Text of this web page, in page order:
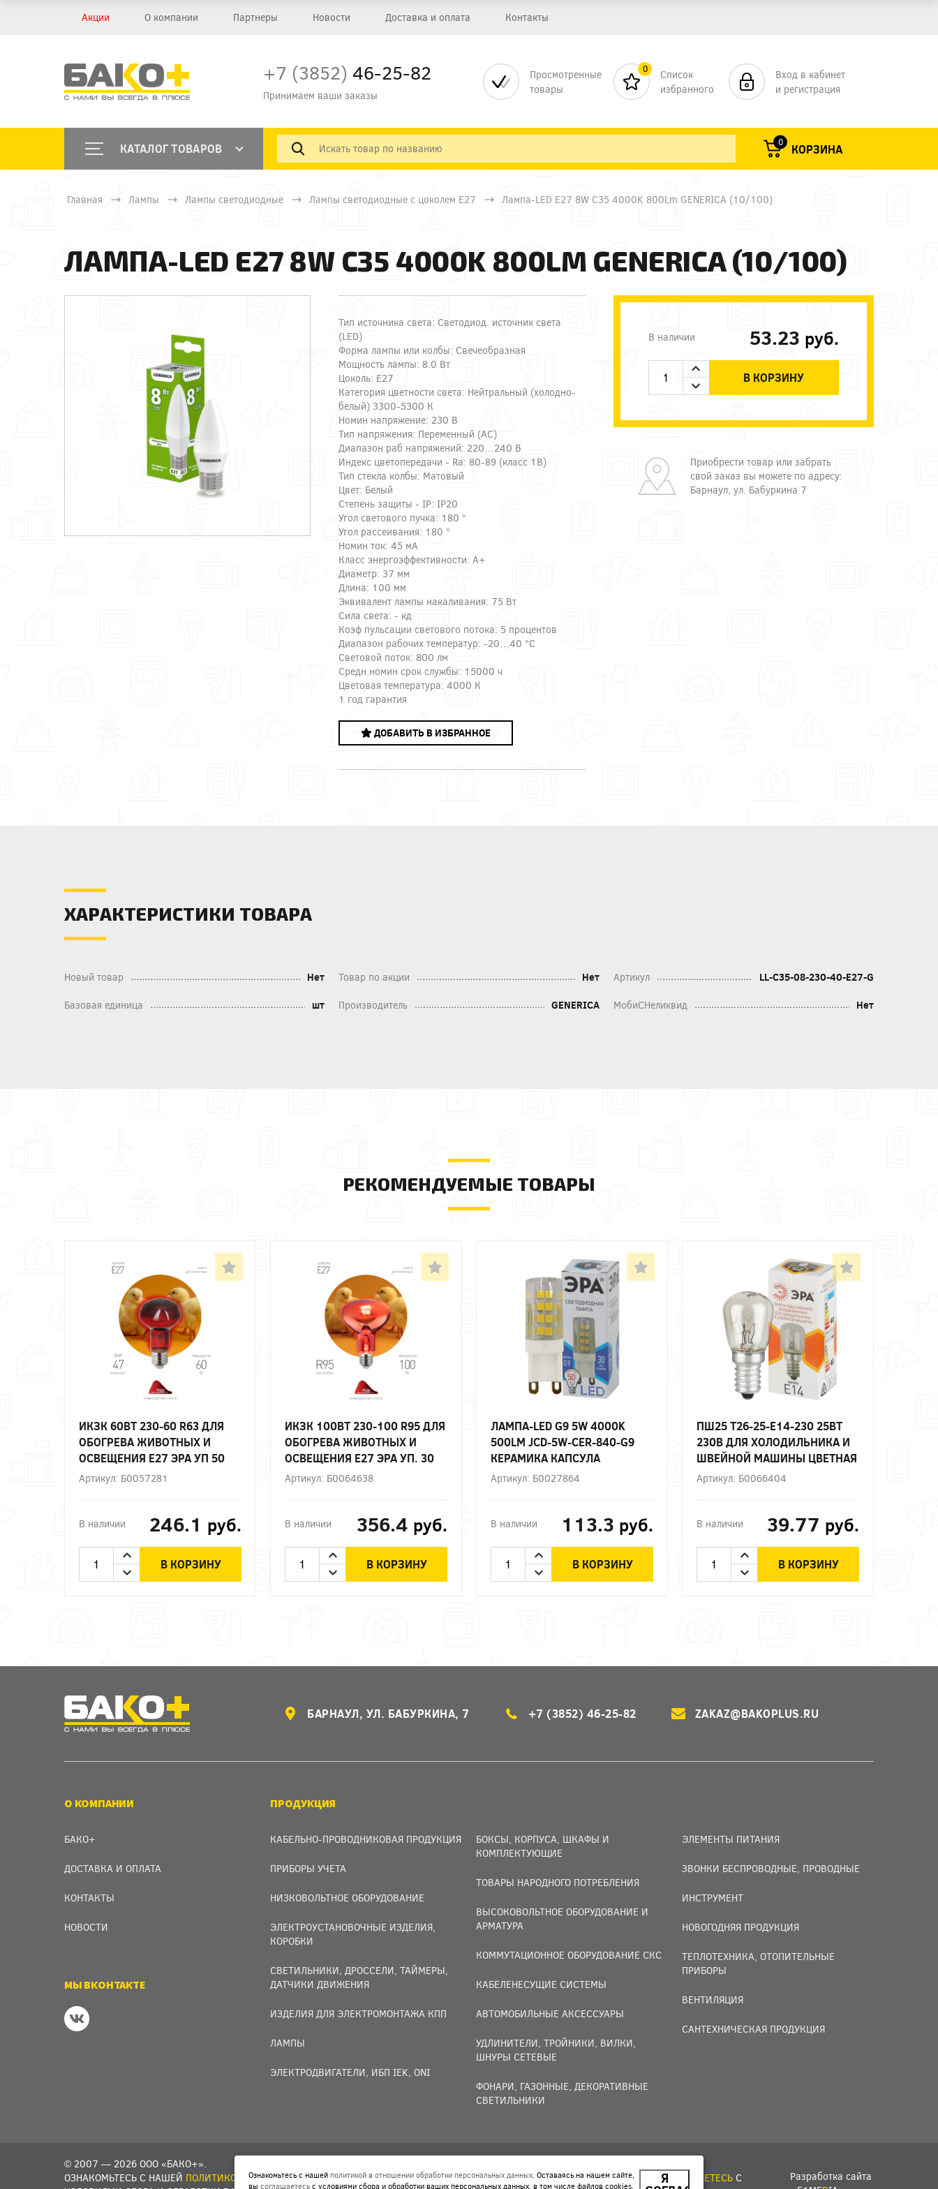
Акции О компании Партнеры Новости Доставка и оплата Контакты
+7 (3852) 46-25-82
Принимаем ваши заказы
Просмотренные
товары
0
Список
избранного
Вход в кабинет
и регистрация
КАТАЛОГ ТОВАРОВ 0 КОРЗИНА
Главная Лампы Лампы светодиодные Лампы светодиодные с цоколем Е27 Лампа-LED E27 8W C35 4000K 800Lm GENERICA (10/100)
ЛАМПА-LED E27 8W C35 4000K 800LM GENERICA (10/100)
Тип источника света: Светодиод. источник света
(LED)
Форма лампы или колбы: Свечеобразная
Мощность лампы: 8.0 Вт
Цоколь: E27
Категория цветности света: Нейтральный (холодно-
белый) 3300-5300 К
Номин напряжение: 230 В
Тип напряжения: Переменный (AC)
Диапазон раб напряжений: 220…240 В
Индекс цветопередачи - Ra: 80-89 (класс 1B)
Тип стекла колбы: Матовый
Цвет: Белый
Степень защиты - IP: IP20
Угол светового пучка: 180 °
Угол рассеивания: 180 °
Номин ток: 45 мА
Класс энергоэффективности: A+
Диаметр: 37 мм
Длина: 100 мм
Эквивалент лампы накаливания: 75 Вт
Сила света: - кд
Коэф пульсации светового потока: 5 процентов
Диапазон рабочих температур: -20…40 °C
Световой поток: 800 лм
Средн номин срок службы: 15000 ч
Цветовая температура: 4000 К
1 год гарантия
ДОБАВИТЬ В ИЗБРАННОЕ
В наличии 53.23 руб.
В КОРЗИНУ
Приобрести товар или забрать
свой заказ вы можете по адресу:
Барнаул, ул. Бабуркина 7
ХАРАКТЕРИСТИКИ ТОВАРА
Новый товар Нет Товар по акции Нет Артикул LL-C35-08-230-40-E27-G
Базовая единица шт Производитель GENERICA МобиСНеликвид Нет
РЕКОМЕНДУЕМЫЕ ТОВАРЫ
ИКЗК 60ВТ 230-60 R63 ДЛЯ
ОБОГРЕВА ЖИВОТНЫХ И
ОСВЕЩЕНИЯ Е27 ЭРА УП 50
Артикул: Б0057281
В наличии 246.1 руб.
В КОРЗИНУ
ИКЗК 100ВТ 230-100 R95 ДЛЯ
ОБОГРЕВА ЖИВОТНЫХ И
ОСВЕЩЕНИЯ Е27 ЭРА УП. 30
Артикул: Б0064638
В наличии 356.4 руб.
В КОРЗИНУ
ЛАМПА-LED G9 5W 4000K
500LM JCD-5W-CER-840-G9
КЕРАМИКА КАПСУЛА
НЕЙТРАЛЬНЫЙ БЕЛЫЙ СВЕТ
Артикул: Б0027864
В наличии 113.3 руб.
В КОРЗИНУ
ПШ25 T26-25-E14-230 25ВТ
230В ДЛЯ ХОЛОДИЛЬНИКА И
ШВЕЙНОЙ МАШИНЫ ЦВЕТНАЯ
КОРОБКА Е14 ЭРА
Артикул: Б0066404
В наличии 39.77 руб.
В КОРЗИНУ
БАРНАУЛ, УЛ. БАБУРКИНА, 7 +7 (3852) 46-25-82 ZAKAZ@BAKOPLUS.RU
О КОМПАНИИ
БАКО+
ДОСТАВКА И ОПЛАТА
КОНТАКТЫ
НОВОСТИ
МЫ ВКОНТАКТЕ
ПРОДУКЦИЯ
КАБЕЛЬНО-ПРОВОДНИКОВАЯ ПРОДУКЦИЯ
ПРИБОРЫ УЧЕТА
НИЗКОВОЛЬТНОЕ ОБОРУДОВАНИЕ
ЭЛЕКТРОУСТАНОВОЧНЫЕ ИЗДЕЛИЯ,
КОРОБКИ
СВЕТИЛЬНИКИ, ДРОССЕЛИ, ТАЙМЕРЫ,
ДАТЧИКИ ДВИЖЕНИЯ
ИЗДЕЛИЯ ДЛЯ ЭЛЕКТРОМОНТАЖА КПП
ЛАМПЫ
ЭЛЕКТРОДВИГАТЕЛИ, ИБП IEK, ONI
БОКСЫ, КОРПУСА, ШКАФЫ И
КОМПЛЕКТУЮЩИЕ
ТОВАРЫ НАРОДНОГО ПОТРЕБЛЕНИЯ
ВЫСОКОВОЛЬТНОЕ ОБОРУДОВАНИЕ И
АРМАТУРА
КОММУТАЦИОННОЕ ОБОРУДОВАНИЕ СКС
КАБЕЛЕНЕСУЩИЕ СИСТЕМЫ
АВТОМОБИЛЬНЫЕ АКСЕССУАРЫ
УДЛИНИТЕЛИ, ТРОЙНИКИ, ВИЛКИ,
ШНУРЫ СЕТЕВЫЕ
ФОНАРИ, ГАЗОННЫЕ, ДЕКОРАТИВНЫЕ
СВЕТИЛЬНИКИ
ЭЛЕМЕНТЫ ПИТАНИЯ
ЗВОНКИ БЕСПРОВОДНЫЕ, ПРОВОДНЫЕ
ИНСТРУМЕНТ
НОВОГОДНЯЯ ПРОДУКЦИЯ
ТЕПЛОТЕХНИКА, ОТОПИТЕЛЬНЫЕ
ПРИБОРЫ
ВЕНТИЛЯЦИЯ
САНТЕХНИЧЕСКАЯ ПРОДУКЦИЯ
© 2007 — 2026 ООО «БАКО+».
ОЗНАКОМЬТЕСЬ С НАШЕЙ ПОЛИТИКОЙ В ОТНОШЕНИИ ОБРАБОТКИ ПЕРСОНАЛЬНЫХ ДАННЫХ. ОСТАВАЯСЬ НА НАШЕМ САЙТЕ, ВЫ СОГЛАШАЕТЕСЬ С
Разработка сайта
Ознакомьтесь с нашей политикой в отношении обработки персональных данных. Оставаясь на нашем сайте,
вы соглашаетесь с условиями сбора и обработки ваших персональных данных, в том числе файлов cookies. Я